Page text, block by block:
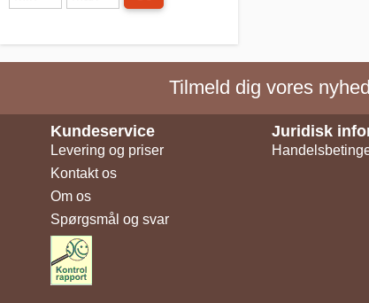
Tilmeld dig vores
Kundeservice
Levering og priser
Kontakt os
Om os
Spørgsmål og svar
Juridisk